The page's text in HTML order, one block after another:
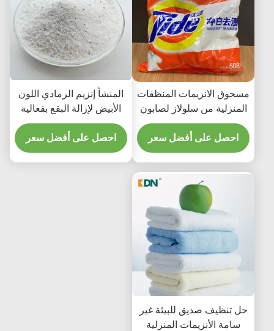
مسحوق الانزيمات المنظفات
المنزلية من سلولاز لصابون
الملابس اكثر اشراقا ونظافة
احصل على أفضل سعر
المنشأ إنزيم الرمادي اللون
الأبيض لإزالة البقع بفعالية
احصل على أفضل سعر
حل تنظيف صديق للبيئة غير
سامة الأنزيمات المنزلية